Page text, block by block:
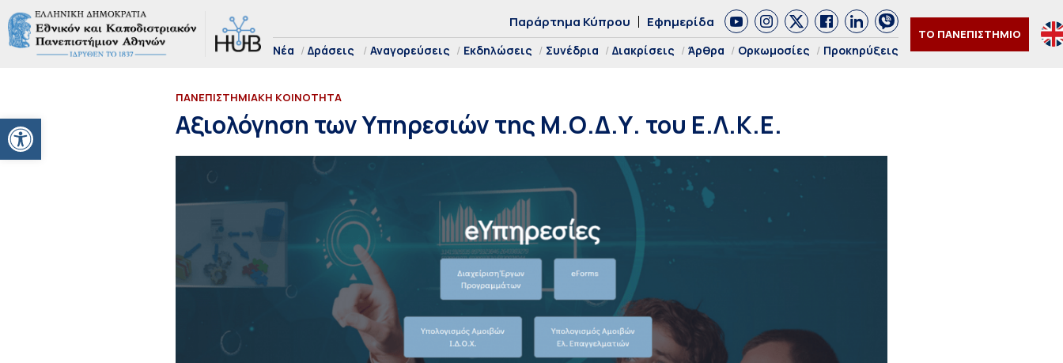
Ανοίξτε τη γραμμή εργαλείων
Παράρτημα Κύπρου Εφημερίδα
Νέα Δράσεις Αναγορεύσεις Εκδηλώσεις Συνέδρια Διακρίσεις Άρθρα Ορκωμοσίες Προκηρύξεις
ΤΟ ΠΑΝΕΠΙΣΤΗΜΙΟ
ΠΑΝΕΠΙΣΤΗΜΙΑΚΗ ΚΟΙΝΟΤΗΤΑ
Αξιολόγηση των Υπηρεσιών της Μ.Ο.Δ.Υ. του Ε.Λ.Κ.Ε.